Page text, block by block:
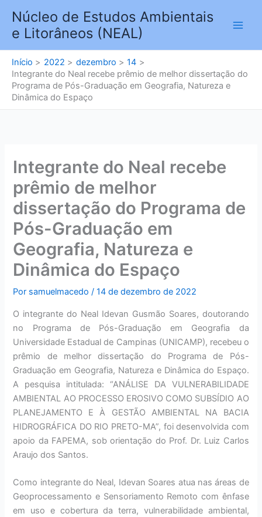
para
conteúdo
Núcleo de Estudos Ambientais
e Litorâneos (NEAL)
Início 2022 dezembro
14
Integrante do Neal recebe prêmio de melhor dissertação do
Programa de Pós-Graduação em Geografia, Natureza e
Dinâmica do Espaço
Integrante do Neal recebe
prêmio de melhor
dissertação do Programa de
Pós-Graduação em
Geografia, Natureza e
Dinâmica do Espaço
Por samuelmacedo/14 de dezembro de 2022
O integrante do Neal Idevan Gusmão Soares, doutorando
no Programa de Pós-Graduação em Geografia da
Universidade Estadual de Campinas (UNICAMP), recebeu o
prêmio de melhor dissertação do Programa de Pós-
Graduação em Geografia, Natureza e Dinâmica do Espaço.
A pesquisa intitulada: “ANÁLISE DA VULNERABILIDADE
AMBIENTAL AO PROCESSO EROSIVO COMO SUBSÍDIO AO
PLANEJAMENTO E À GESTÃO AMBIENTAL NA BACIA
HIDROGRÁFICA DO RIO PRETO-MA”, foi desenvolvida com
apoio da FAPEMA, sob orientação do Prof. Dr. Luiz Carlos
Araujo dos Santos.
Como integrante do Neal, Idevan Soares atua nas áreas de
Geoprocessamento e Sensoriamento Remoto com ênfase
em uso e cobertura da terra, vulnerabilidade ambiental,